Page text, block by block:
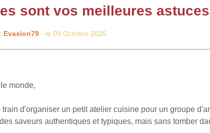
sont vos meilleures
Evasion79 - le 09 Octobre 2025
monde,
train d'organiser un petit atelier cuisine pour un groupe
saveurs authentiques et typiques, mais sans tomber